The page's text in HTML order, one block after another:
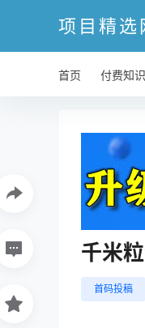
项目精选
首页 付费知识
千米
首码投稿